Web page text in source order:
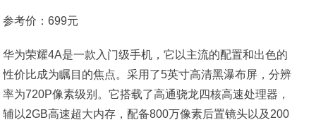
参考价：699元
华为荣耀4A是一款入门级手机，它以主流的配置和出色的
性价比成为瞩目的焦点。采用了5英寸高清黑瀑布屏，分辨
率为720P像素级别。它搭载了高通骁龙四核高速处理器，
辅以2GB高速超大内存，配备800万像素后置镜头以及200